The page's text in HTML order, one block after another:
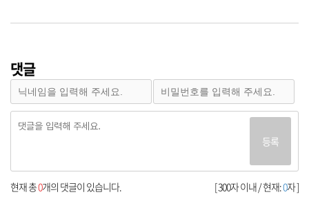
댓글
등록
[ 300자 이내 / 현재:0자 ]
현재 총0개의 댓글이 있습니다.